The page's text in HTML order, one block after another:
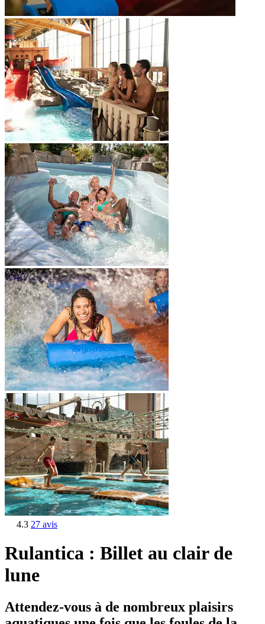
4.3 27 avis
Rulantica : Billet au clair de
lune
Attendez-vous à de nombreux plaisirs